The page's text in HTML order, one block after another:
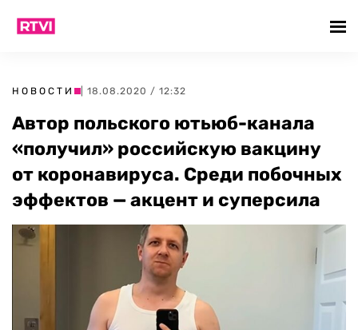
НОВОСТИ | 18.08.2020 / 12:32
Автор польского ютьюб-канала
«получил» российскую вакцину
от коронавируса. Среди побочных
эффектов — акцент и суперсила